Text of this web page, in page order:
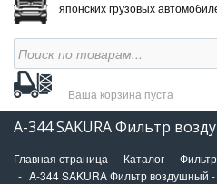
японских грузовых
Ваша корзина пуста
A-344 SAKURA Фильтр
Главная страница Каталог
A-344 SAKURA Фильтр воздушный